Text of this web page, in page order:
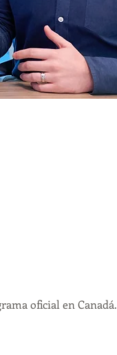
oficial en Canadá.